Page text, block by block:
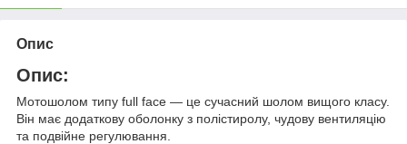
Опис
Опис:
Мотошолом типу full face — це сучасний шолом вищого класу.
Він має додаткову оболонку з полістиролу, чудову вентиляцію
та подвійне регулювання.